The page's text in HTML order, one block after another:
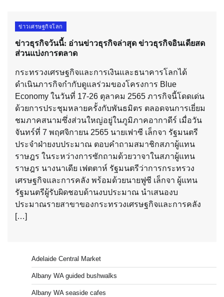
ข่าวเศรษฐกิจโลก
ข่าวธุรกิจวันนี้: อ่านข่าวธุรกิจล่าสุด ข่าวธุรกิจอินเดียสด
ส่วนแบ่งการตลาด
กระทรวงเศรษฐกิจและการเงินและธนาคารโลกได้
ดำเนินภารกิจกำกับดูแลร่วมของโครงการ Blue
Economy ในวันที่ 17-26 ตุลาคม 2565 ภารกิจนี้โดดเด่น
ด้วยการประชุมหลายครั้งกับพันธมิตร ตลอดจนการเยี่ยม
ชมภาคสนามซึ่งส่วนใหญ่อยู่ในภูมิภาคอากาดีร์ เมื่อวัน
จันทร์ที่ 7 พฤศจิกายน 2565 นายเฟาซี เล็กจา รัฐมนตรี
ประจำฝ่ายงบประมาณ ตอบคำถามสมาชิกสภาผู้แทน
ราษฎร ในระหว่างการซักถามด้วยวาจาในสภาผู้แทน
ราษฎร นางนาเดีย เฟตตาห์ รัฐมนตรีว่าการกระทรวง
เศรษฐกิจและการคลัง พร้อมด้วยนายฟูซี เล็กจา ผู้แทน
รัฐมนตรีผู้รับผิดชอบด้านงบประมาณ นำเสนองบ
ประมาณรายสาขาของกระทรวงเศรษฐกิจและการคลัง
[…]
Adelaide Central Market
Albany WA guided bushwalks
Albany WA seaside cafes